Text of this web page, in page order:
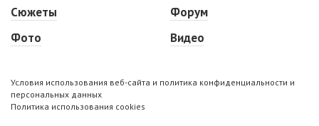
Сюжеты
Фото
Форум
Видео
Условия использования веб-сайта и политика конфиденциальности и
персональных данных
Политика использования cookies